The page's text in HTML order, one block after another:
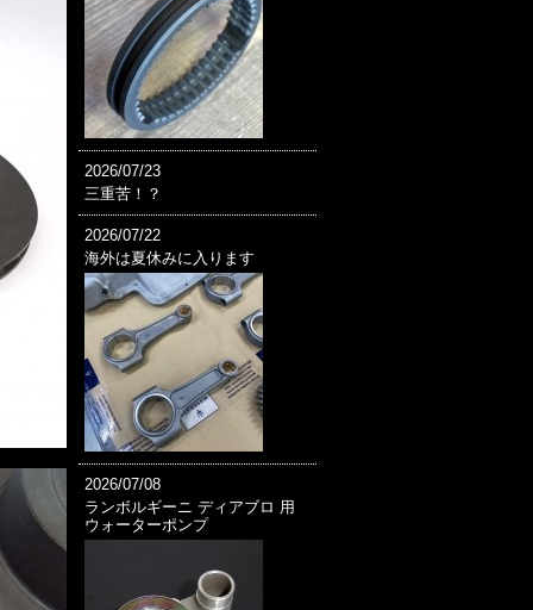
2026/07/23
三重苦！？
2026/07/22
海外は夏休みに入ります
2026/07/08
ランボルギーニ ディアブロ 用
ウォーターポンプ